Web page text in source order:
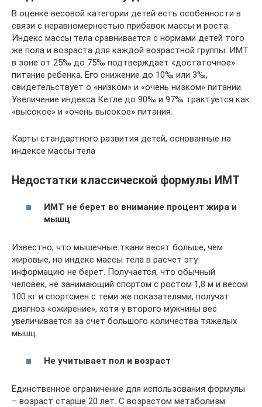
В оценке весовой категории детей есть особенности в
связи с неравномерностью прибавок массы и роста.
Индекс массы тела сравнивается с нормами детей того
же пола и возраста для каждой возрастной группы. ИМТ
в зоне от 25‰ до 75‰ подтверждает «достаточное»
питание ребенка. Его снижение до 10‰ или 3‰,
свидетельствует о «низком» и «очень низком» питании.
Увеличение индекса Кетле до 90‰ и 97‰ трактуется как
«высокое» и «очень высокое» питания.
Карты стандартного развития детей, основанные на
индексе массы тела
Недостатки классической формулы ИМТ
ИМТ не берет во внимание процент жира и
мышц
Известно, что мышечные ткани весят больше, чем
жировые, но индекс массы тела в расчет эту
информацию не берет. Получается, что обычный
человек, не занимающий спортом с ростом 1,8 м и весом
100 кг и спортсмен с теми же показателями, получат
диагноз «ожирение», хотя у второго мужчины вес
увеличивается за счет большого количества тяжелых
мышц.
Не учитывает пол и возраст
Единственное ограничение для использования формулы
– возраст старше 20 лет. С возрастом метаболизм